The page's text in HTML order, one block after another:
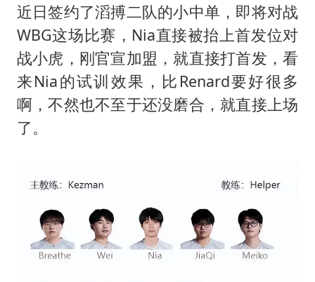
近日签约了滔搏二队的小中单，即将对战
WBG这场比赛，Nia直接被抬上首发位对
战小虎，刚官宣加盟，就直接打首发，看
来Nia的试训效果，比Renard要好很多
啊，不然也不至于还没磨合，就直接上场
了。